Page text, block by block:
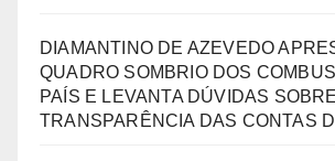
DIAMANTINO DE AZEVEDO
QUADRO SOMBRIO DOS
PAÍS E LEVANTA DÚVIDAS
TRANSPARÊNCIA DAS CONTAS